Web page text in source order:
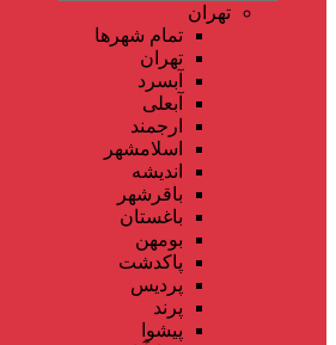
تهران
تمام شهر‌ها
تهران
آبسرد
آبعلی
ارجمند
اسلامشهر
اندیشه
باقرشهر
باغستان
بومهن
پاکدشت
پردیس
پرند
پیشوا